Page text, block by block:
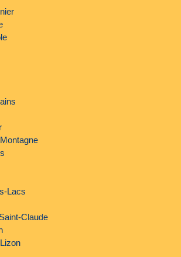
Lacs
Claude